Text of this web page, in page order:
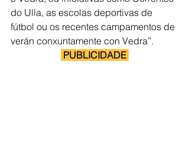
do Ulla, as escolas deportivas de
fútbol ou os recentes campamentos de
verán conxuntamente con Vedra”.
PUBLICIDADE